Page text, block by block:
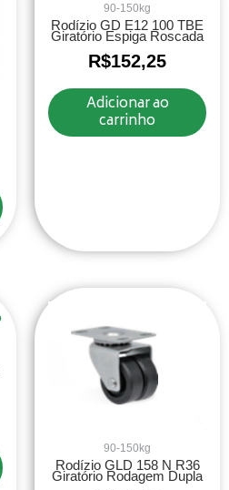
90-150kg
Rodízio GD E12 100 TBE
Giratório Espiga Roscada
R$152,25
Adicionar ao
carrinho
90-150kg
Rodízio GLD 158 N R36
Giratório Rodagem Dupla